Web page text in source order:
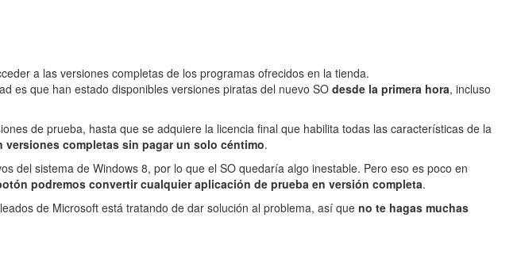
a las versiones completas de los programas ofrecidos en la tienda.
es que han estado disponibles versiones piratas del nuevo SO desde la primera hora, incluso
de prueba, hasta que se adquiere la licencia final que habilita todas las características de la
completas sin pagar un solo céntimo.
del sistema de Windows 8, por lo que el SO quedaría algo inestable. Pero eso es poco en
podremos convertir cualquier aplicación de prueba en versión completa.
de Microsoft está tratando de dar solución al problema, así que no te hagas muchas